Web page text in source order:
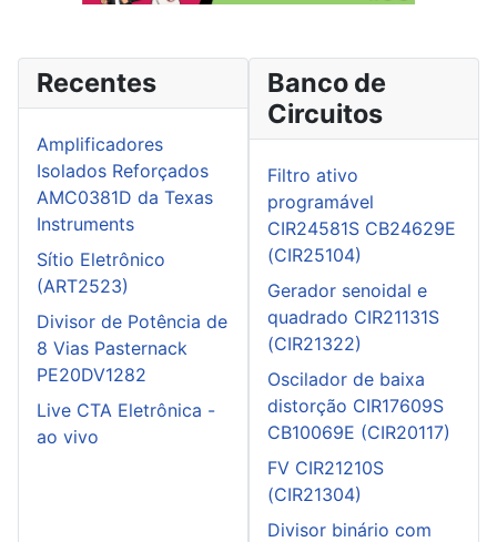
Recentes
Amplificadores
Isolados Reforçados
AMC0381D da Texas
Instruments
Sítio Eletrônico
(ART2523)
Divisor de Potência de
8 Vias Pasternack
PE20DV1282
Live CTA Eletrônica -
ao vivo
Banco de
Circuitos
Filtro ativo
programável
CIR24581S CB24629E
(CIR25104)
Gerador senoidal e
quadrado CIR21131S
(CIR21322)
Oscilador de baixa
distorção CIR17609S
CB10069E (CIR20117)
FV CIR21210S
(CIR21304)
Divisor binário com